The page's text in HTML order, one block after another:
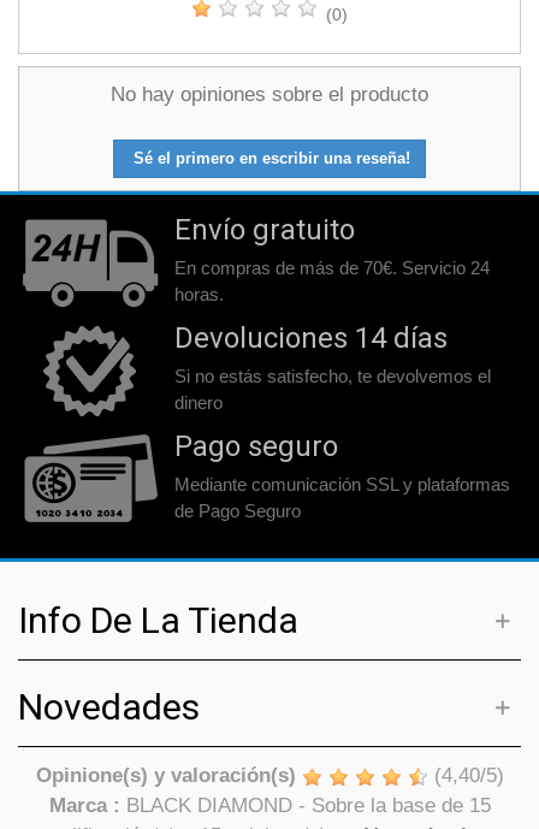
(0)
No hay opiniones sobre el producto
Sé el primero en escribir una reseña!
Envío gratuito
En compras de más de 70€. Servicio 24
horas.
Devoluciones 14 días
Si no estás satisfecho, te devolvemos el
dinero
Pago seguro
Mediante comunicación SSL y plataformas
de Pago Seguro
Info De La Tienda
Novedades
Opinione(s) y valoración(s) (4,40/5)
Marca : BLACK DIAMOND- Sobre la base de 15